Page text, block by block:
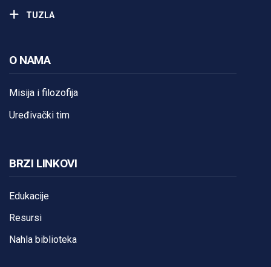
TUZLA
O NAMA
Misija i filozofija
Uređivački tim
BRZI LINKOVI
Edukacije
Resursi
Nahla biblioteka